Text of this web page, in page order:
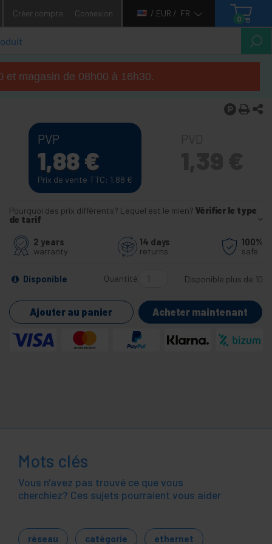
Créer compte Connexion / EUR / FR
0
et magasin de 08h00 à 16h30.
PVP
1,88€
Prix de vente TTC: 1,88 €
Pourquoi des prix différents? Lequel est le mien? Vérifier le type
de tarif
2 years
warranty
14 days
returns
100%
safe
Disponible Quantité Disponible plus de 10
Ajouter au panier Acheter maintenant
Mots clés
Vous n'avez pas trouvé ce que vous
cherchiez? Ces sujets pourraient vous aider
réseau catégorie ethernet